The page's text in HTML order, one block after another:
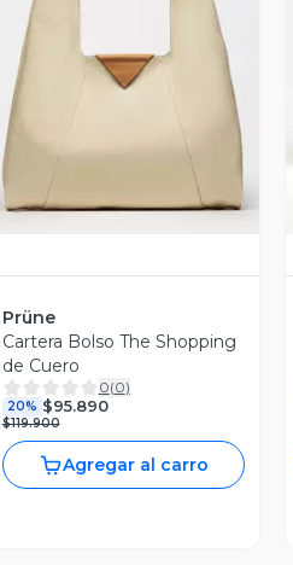
Vista Previa
Prüne
Cartera Bolso The Shopping
de Cuero
0(0)
20% $95.890
$119.900
Agregar al carro